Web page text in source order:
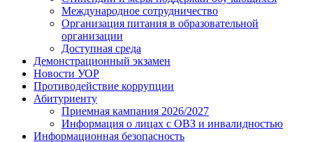
Международное сотрудничество
Организация питания в образовательной
организации
Доступная среда
Демонстрационный экзамен
Новости УОР
Противодействие коррупции
Абитуриенту
Приемная кампания 2026/2027
Информация о лицах с ОВЗ и инвалидностью
Информационная безопасность